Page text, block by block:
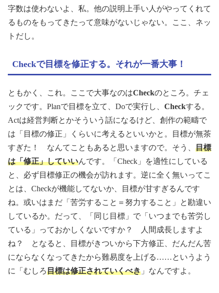
字数は使わないよ、私。他の説明上手い人がやってくれて
るものをもってきたって意味がないじゃない。ここ、ネッ
トだし。
Checkで目標を修正する。それが一番大事！
ともかく、これ。ここで大事なのはCheckのところ。チェ
ックです。Planで目標を立て、Doで実行し、 Checkする。
Actは経営判断とかそういう話になるけど、創作の範疇で
は「目標の修正」くらいに考えるといいかと。目標が無茶
すぎた！ なんてこともあると思いますので。そう、 目標
は「修正」していいんです。「Check」を適性にしている
と、必ず目標修正の機会が訪れます。逆に全く無いってこ
とは、Checkが機能してないか、目標が甘すぎるんです
ね。或いはまだ「苦労すること＝努力すること」と勘違い
しているか。だって、「同じ目標」で「いつまでも苦労し
ている」っておかしくないですか？ 人間成長しますよ
ね？ となると、目標がきついから下方修正、だんだん苦
にならなくなってきたから難易度を上げる……というよう
に「むしろ目標は修正されていくべき 」なんですよ。